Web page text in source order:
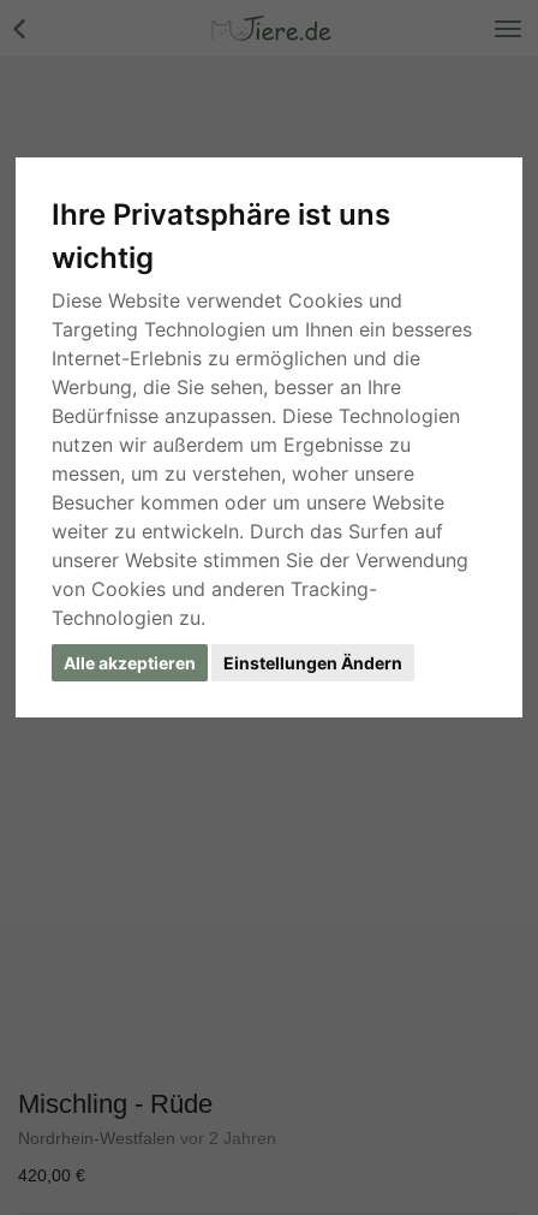
Ihre Privatsphäre ist uns
wichtig
Diese Website verwendet Cookies und
Targeting Technologien um Ihnen ein besseres
Internet-Erlebnis zu ermöglichen und die
Werbung, die Sie sehen, besser an Ihre
Bedürfnisse anzupassen. Diese Technologien
nutzen wir außerdem um Ergebnisse zu
messen, um zu verstehen, woher unsere
Besucher kommen oder um unsere Website
weiter zu entwickeln. Durch das Surfen auf
unserer Website stimmen Sie der Verwendung
von Cookies und anderen Tracking-
Technologien zu.
Alle akzeptieren Einstellungen Ändern
Mischling - Rüde
Nordrhein-Westfalen vor 2 Jahren
420,00 €